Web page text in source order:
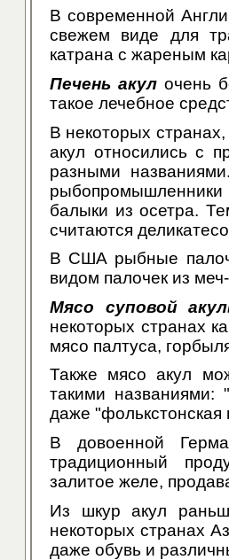
В современной
свежем виде для
катрана с жареным
Печень акул очень
такое лечебное
В некоторых
акул относились с
разными
рыбопромышленники
балыки из осетра.
считаются
В США рыбные
видом палочек из
Мясо суповой
некоторых странах
мясо палтуса,
Также мясо акул
такими названиями:
даже "фолькстонская
В довоенной
традиционный
залитое желе,
Из шкур акул
некоторых странах
даже обувь и